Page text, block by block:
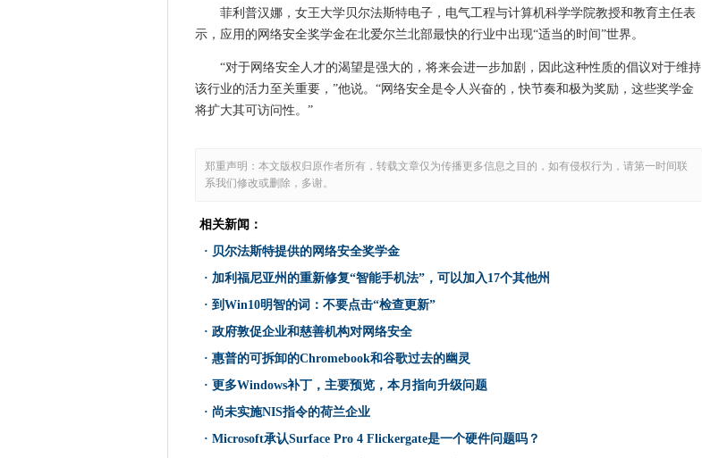
快速乘以物联网网络攻击使用众所周知的弱点
对网络泄露的企业毫无准备
Microsoft瞄准同轴电缆AI开发人员
MI5和MET升级使用分析来解决恐怖主义
BT开关在Adastral Park的Quantum Network Link
WWDC：当Apple Watch成为一个平台
瑞典占据芬兰AI挑战
如何使用强大的密码来更好地保护您的iPhone
Oracle为其整个云平台投放自主功能
gmail vs.收件箱：8生产力功能Gmail仍然无法匹配
加利福尼亚州的重新修复“智能手机法”，可以加入17个其他州
CommVault添加“磁带杀手”AWS冰川深档案冷库
菲利普汉娜，女王大学贝尔法斯特电子，电气工程与计算机科学学院教授和教育主任表
示，应用的网络安全奖学金在北爱尔兰北部最快的行业中出现“适当的时间”世界。
“对于网络安全人才的渴望是强大的，将来会进一步加剧，因此这种性质的倡议对于维持
该行业的活力至关重要，”他说。“网络安全是令人兴奋的，快节奏和极为奖励，这些奖学金
将扩大其可访问性。”
郑重声明：本文版权归原作者所有，转载文章仅为传播更多信息之目的，如有侵权行为，请第一时间联
系我们修改或删除，多谢。
相关新闻：
· 贝尔法斯特提供的网络安全奖学金
· 加利福尼亚州的重新修复“智能手机法”，可以加入17个其他州
· 到Win10明智的词：不要点击“检查更新”
· 政府敦促企业和慈善机构对网络安全
· 惠普的可拆卸的Chromebook和谷歌过去的幽灵
· 更多Windows补丁，主要预览，本月指向升级问题
· 尚未实施NIS指令的荷兰企业
· Microsoft承认Surface Pro 4 Flickergate是一个硬件问题吗？